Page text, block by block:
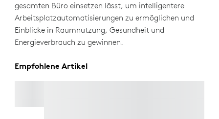
gesamten Büro einsetzen lässt, um intelligentere
Arbeitsplatzautomatisierungen zu ermöglichen und
Einblicke in Raumnutzung, Gesundheit und
Energieverbrauch zu gewinnen.
Empfohlene Artikel